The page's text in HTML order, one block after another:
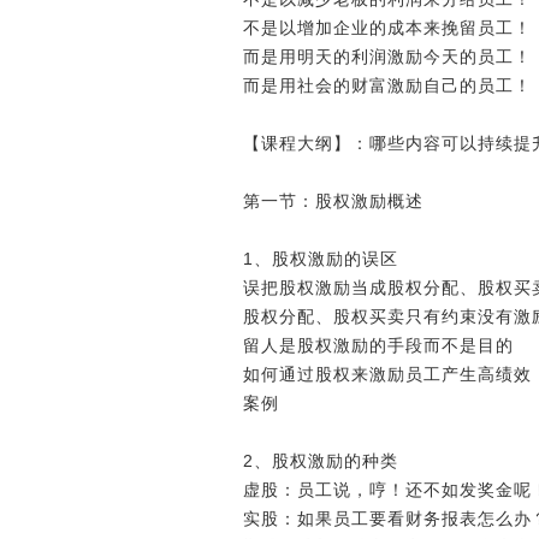
不是以增加企业的成本来挽留员工！
而是用明天的利润激励今天的员工！
而是用社会的财富激励自己的员工！
【课程大纲】：哪些内容可以持续提
第一节：股权激励概述
1、股权激励的误区
误把股权激励当成股权分配、股权买
股权分配、股权买卖只有约束没有激
留人是股权激励的手段而不是目的
如何通过股权来激励员工产生高绩效
案例
2、股权激励的种类
虚股：员工说，哼！还不如发奖金呢
实股：如果员工要看财务报表怎么办